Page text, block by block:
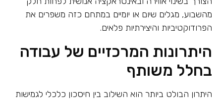
מהשבוע, מגלים שיום או יומיים במתחם כזה משפרים את
הפרודוקטיביות והיצירתיות פלאים.
היתרונות המרכזיים של עבודה
בחלל משותף
היתרון הבולט ביותר הוא השילוב בין חיסכון כלכלי לגמישות